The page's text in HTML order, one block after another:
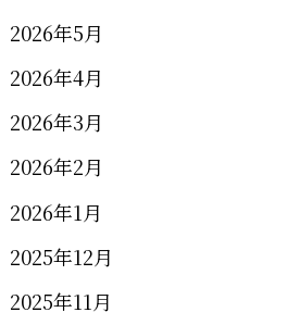
2026年5月
2026年4月
2026年3月
2026年2月
2026年1月
2025年12月
2025年11月